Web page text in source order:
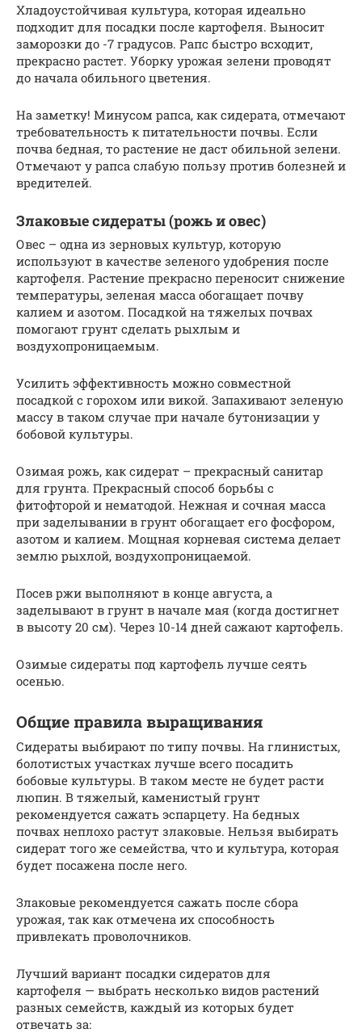
Хладоустойчивая культура, которая идеально
подходит для посадки после картофеля. Выносит
заморозки до -7 градусов. Рапс быстро всходит,
прекрасно растет. Уборку урожая зелени проводят
до начала обильного цветения.
На заметку! Минусом рапса, как сидерата, отмечают
требовательность к питательности почвы. Если
почва бедная, то растение не даст обильной зелени.
Отмечают у рапса слабую пользу против болезней и
вредителей.
Злаковые сидераты (рожь и овес)
Овес – одна из зерновых культур, которую
используют в качестве зеленого удобрения после
картофеля. Растение прекрасно переносит снижение
температуры, зеленая масса обогащает почву
калием и азотом. Посадкой на тяжелых почвах
помогают грунт сделать рыхлым и
воздухопроницаемым.
Усилить эффективность можно совместной
посадкой с горохом или викой. Запахивают зеленую
массу в таком случае при начале бутонизации у
бобовой культуры.
Озимая рожь, как сидерат – прекрасный санитар
для грунта. Прекрасный способ борьбы с
фитофторой и нематодой. Нежная и сочная масса
при заделывании в грунт обогащает его фосфором,
азотом и калием. Мощная корневая система делает
землю рыхлой, воздухопроницаемой.
Посев ржи выполняют в конце августа, а
заделывают в грунт в начале мая (когда достигнет
в высоту 20 см). Через 10-14 дней сажают картофель.
Озимые сидераты под картофель лучше сеять
осенью.
Общие правила выращивания
Сидераты выбирают по типу почвы. На глинистых,
болотистых участках лучше всего посадить
бобовые культуры. В таком месте не будет расти
люпин. В тяжелый, каменистый грунт
рекомендуется сажать эспарцету. На бедных
почвах неплохо растут злаковые. Нельзя выбирать
сидерат того же семейства, что и культура, которая
будет посажена после него.
Злаковые рекомендуется сажать после сбора
урожая, так как отмечена их способность
привлекать проволочников.
Лучший вариант посадки сидератов для
картофеля — выбрать несколько видов растений
разных семейств, каждый из которых будет
отвечать за: